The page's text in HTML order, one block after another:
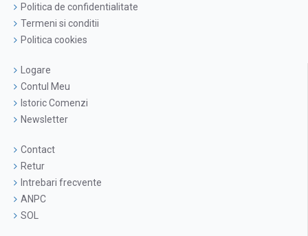
Politica de confidentialitate
Termeni si conditii
Politica cookies
Logare
Contul Meu
Istoric Comenzi
Newsletter
Contact
Retur
Intrebari frecvente
ANPC
SOL